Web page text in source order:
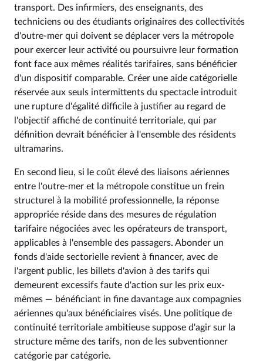
transport. Des infirmiers, des enseignants, des
techniciens ou des étudiants originaires des collectivités
d'outre-mer qui doivent se déplacer vers la métropole
pour exercer leur activité ou poursuivre leur formation
font face aux mêmes réalités tarifaires, sans bénéficier
d'un dispositif comparable. Créer une aide catégorielle
réservée aux seuls intermittents du spectacle introduit
une rupture d'égalité difficile à justifier au regard de
l'objectif affiché de continuité territoriale, qui par
définition devrait bénéficier à l'ensemble des résidents
ultramarins.
En second lieu, si le coût élevé des liaisons aériennes
entre l'outre-mer et la métropole constitue un frein
structurel à la mobilité professionnelle, la réponse
appropriée réside dans des mesures de régulation
tarifaire négociées avec les opérateurs de transport,
applicables à l'ensemble des passagers. Abonder un
fonds d'aide sectorielle revient à financer, avec de
l'argent public, les billets d'avion à des tarifs qui
demeurent excessifs faute d'action sur les prix eux-
mêmes — bénéficiant in fine davantage aux compagnies
aériennes qu'aux bénéficiaires visés. Une politique de
continuité territoriale ambitieuse suppose d'agir sur la
structure même des tarifs, non de les subventionner
catégorie par catégorie.